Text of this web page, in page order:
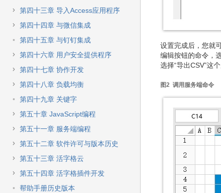
第四十三章 导入Access应用程序
第四十四章 与微信集成
第四十五章 与钉钉集成
第四十六章 用户安全提供程序
第四十七章 协作开发
第四十八章 负载均衡
第四十九章 关键字
第五十章 JavaScript编程
第五十一章 服务端编程
第五十二章 软件许可与版本历史
第五十三章 活字格云
第五十四章 活字格插件开发
帮助手册历史版本
设置完成后，您就
编辑按钮的命令，
选择“导出CSV”这
图2 调用服务端命令